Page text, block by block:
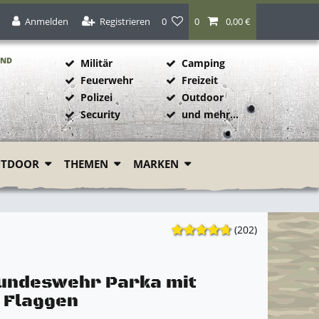
Anmelden Registrieren 0 0 0,00 €
Militär
Feuerwehr
Polizei
Security
Camping
Freizeit
Outdoor
und mehr...
THEMEN MARKEN
(202)
Parka mit